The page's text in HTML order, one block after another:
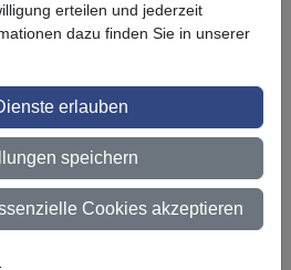
Solutions
Kunden
und Betreuung
versandkostenfrei (innerhalb
erteilen und jederzeit
dazu finden Sie in unserer
erlauben
speichern
Cookies akzeptieren